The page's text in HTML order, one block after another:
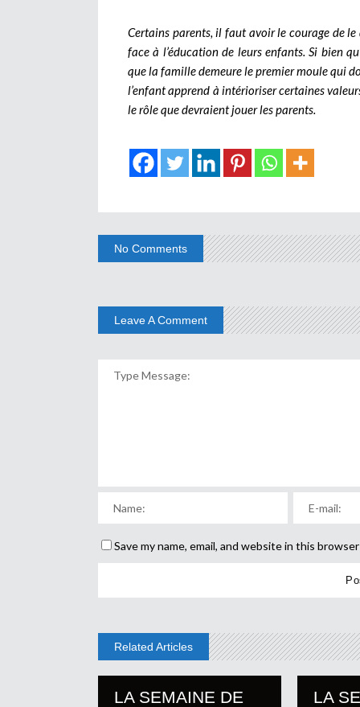
Certains parents, il faut avoir le courage de
face à l’éducation de leurs enfants. Si bien
que la famille demeure le premier moule qui
l’enfant apprend à intérioriser certaines
le rôle que devraient jouer les parents.
No Comments
Leave A Comment
Save my name, email, and website in this
Related Articles
LA SEMAINE DE
LA